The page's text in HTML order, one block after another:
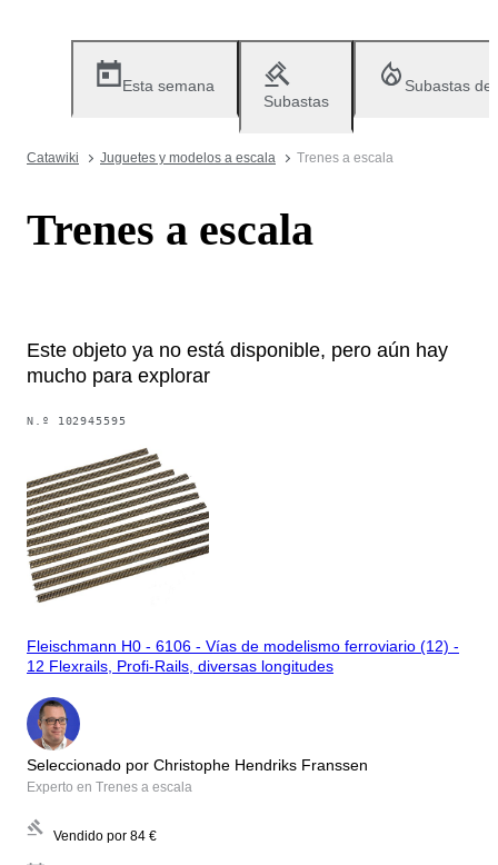
Esta semana
Subastas
Subastas
Catawiki Juguetes y modelos a escala Trenes a escala
Trenes a escala
Este objeto ya no está disponible, pero aún hay
mucho para explorar
N.º 102945595
Fleischmann H0 - 6106 - Vías de modelismo ferroviario (12) -
12 Flexrails, Profi-Rails, diversas longitudes
Seleccionado por Christophe Hendriks Franssen
Experto en Trenes a escala
Vendido por 84 €